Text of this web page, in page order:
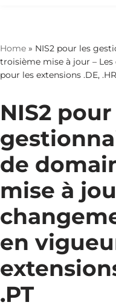
Home » NIS2 pour les
troisième mise à jour –
pour les extensions .DE,
NIS2
de
mise à
en
.PT